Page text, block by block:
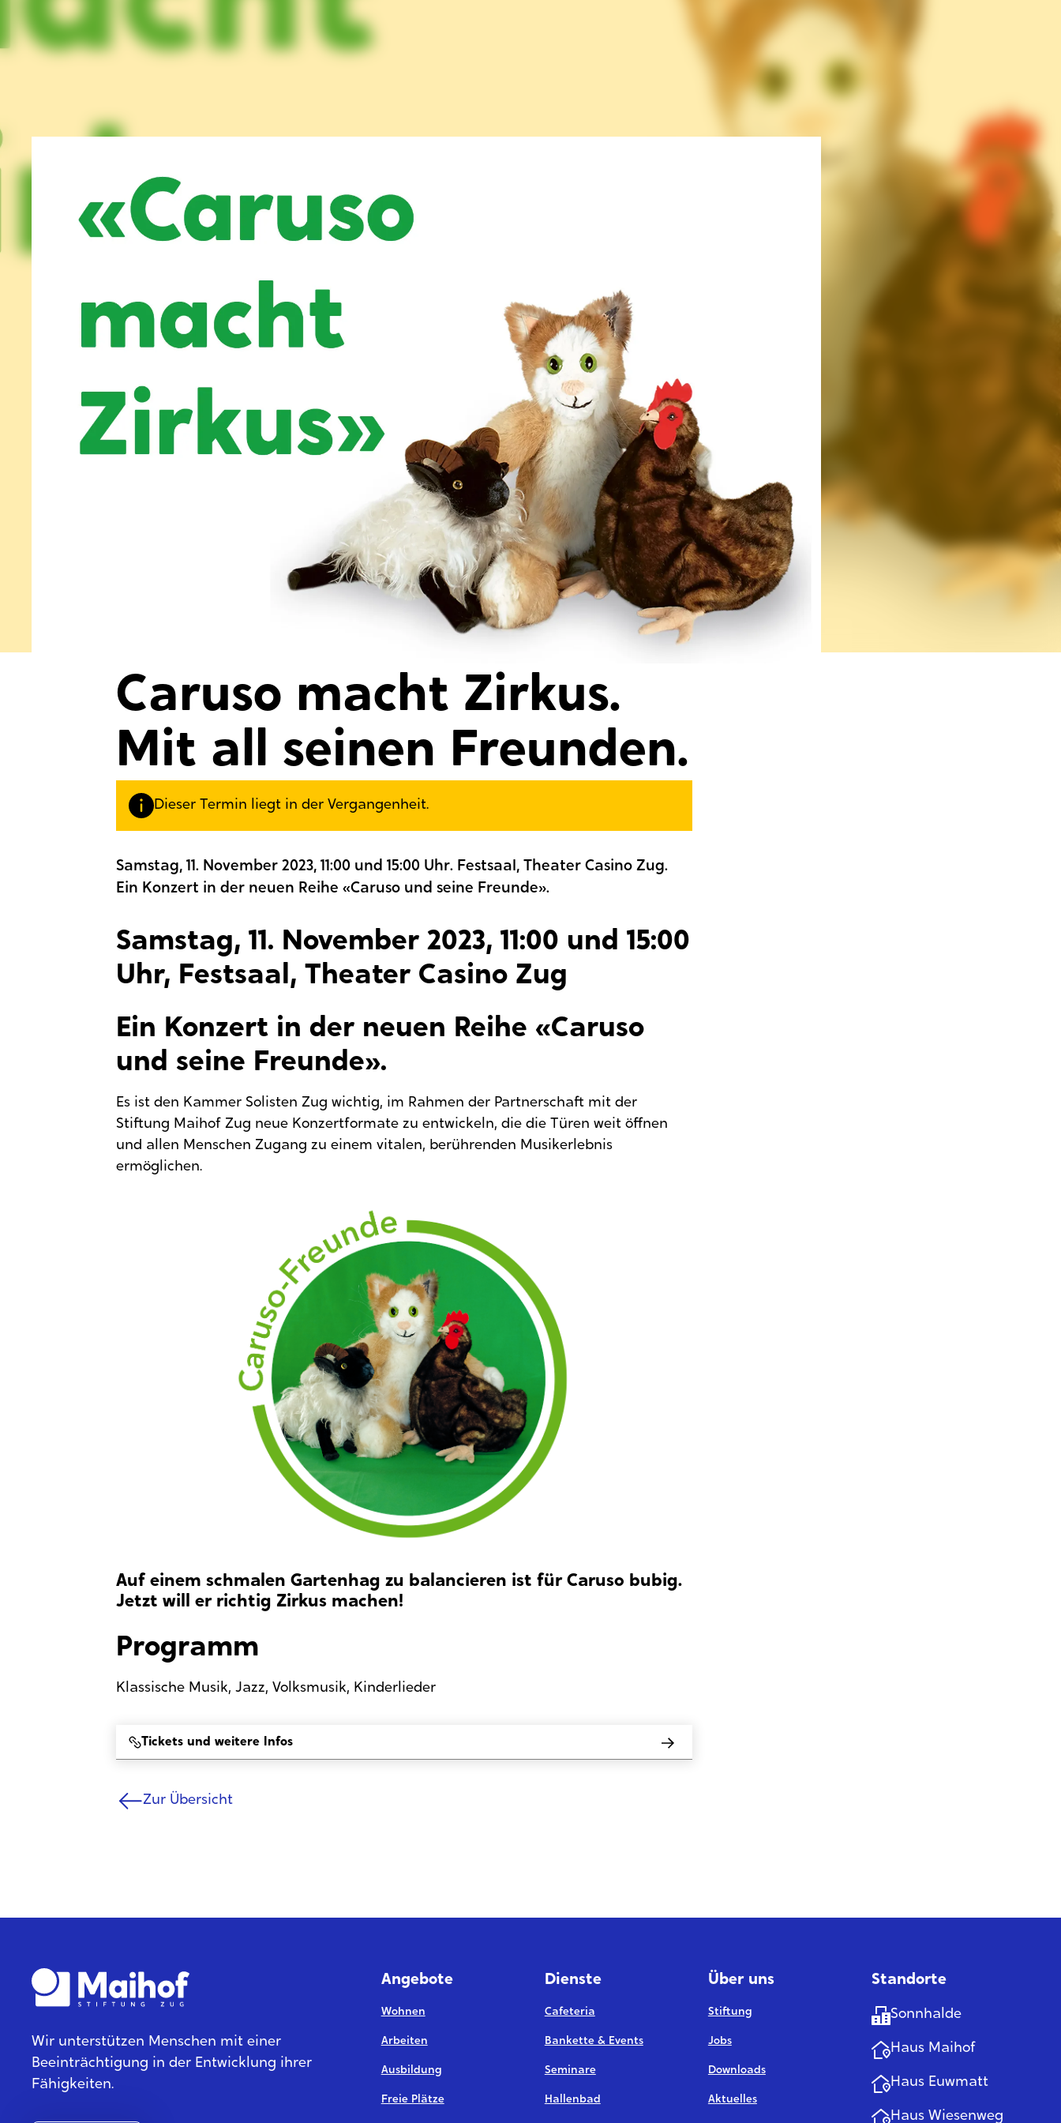
Caruso macht Zirkus.
Mit all seinen Freunden.
Dieser Termin liegt in der Vergangenheit.
Samstag, 11. November 2023, 11:00 und 15:00 Uhr. Festsaal, Theater Casino Zug.
Ein Konzert in der neuen Reihe «Caruso und seine Freunde».
Samstag, 11. November 2023, 11:00 und 15:00
Uhr, Festsaal, Theater Casino Zug
Ein Konzert in der neuen Reihe «Caruso
und seine Freunde».
Es ist den Kammer Solisten Zug wichtig, im Rahmen der Partnerschaft mit der
Stiftung Maihof Zug neue Konzertformate zu entwickeln, die die Türen weit öffnen
und allen Menschen Zugang zu einem vitalen, berührenden Musikerlebnis
ermöglichen.
Auf einem schmalen Gartenhag zu balancieren ist für Caruso bubig.
Jetzt will er richtig Zirkus machen!
Programm
Klassische Musik, Jazz, Volksmusik, Kinderlieder
Tickets und weitere Infos
Zur Übersicht
Wir unterstützen Menschen mit einer
Beeinträchtigung in der Entwicklung ihrer
Fähigkeiten.
Angebote
Wohnen
Arbeiten
Ausbildung
Freie Plätze
Dienste
Cafeteria
Bankette & Events
Seminare
Hallenbad
Über uns
Stiftung
Jobs
Downloads
Aktuelles
Standorte
Sonnhalde
Haus Maihof
Haus Euwmatt
Haus Wiesenweg